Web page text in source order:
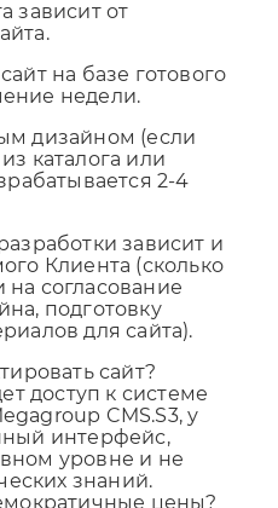
недели.
каталога или
2-4
Клиента (сколько
согласование
подготовку
для сайта).
доступ к системе
CMS.S3, у
интерфейс,
уровне и не
знаний.
цены?